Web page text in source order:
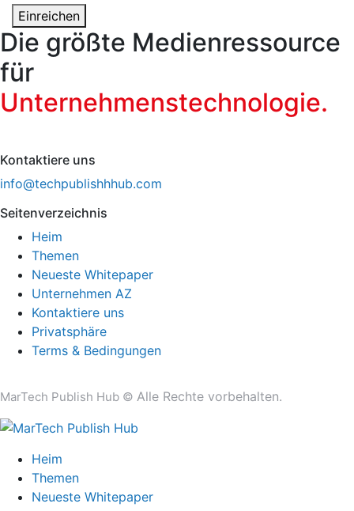
Einreichen
Die größte Medienressource
für
Unternehmenstechnologie.
Kontaktiere uns
info@techpublishhhub.com
Seitenverzeichnis
Heim
Themen
Neueste Whitepaper
Unternehmen AZ
Kontaktiere uns
Privatsphäre
Terms & Bedingungen
MarTech Publish Hub © Alle Rechte vorbehalten.
Heim
Themen
Neueste Whitepaper